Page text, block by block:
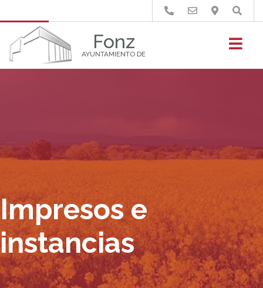
Fonz
AYUNTAMIENTO DE
Buscar
Impresos e
instancias